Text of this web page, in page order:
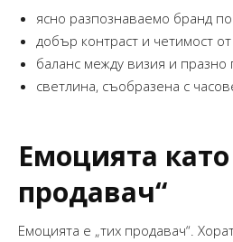
ясно разпознаваемо бранд
добър контраст и четимост
баланс между визия и празно
светлина, съобразена с
Емоцията
продавач“
Емоцията е „тих продавач“.